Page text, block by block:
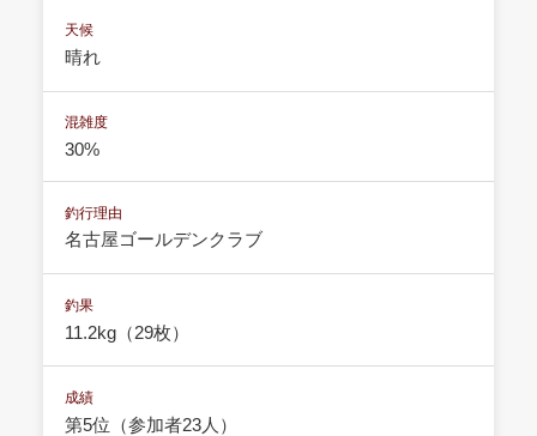
天候
晴れ
混雑度
30%
釣行理由
名古屋ゴールデンクラブ
釣果
11.2kg（29枚）
成績
第5位（参加者23人）